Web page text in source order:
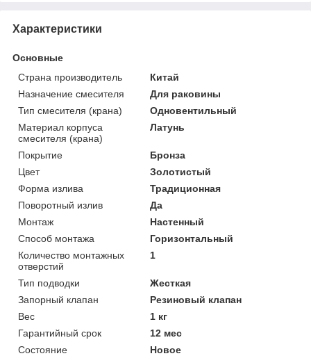
Характеристики
Основные
Страна производитель
Китай
Назначение смесителя
Для раковины
Тип смесителя (крана)
Одновентильный
Материал корпуса
смесителя (крана)
Латунь
Покрытие
Бронза
Цвет
Золотистый
Форма излива
Традиционная
Поворотный излив
Да
Монтаж
Настенный
Способ монтажа
Горизонтальный
Количество монтажных
отверстий
1
Тип подводки
Жесткая
Запорный клапан
Резиновый клапан
Вес
1 кг
Гарантийный срок
12 мес
Состояние
Новое